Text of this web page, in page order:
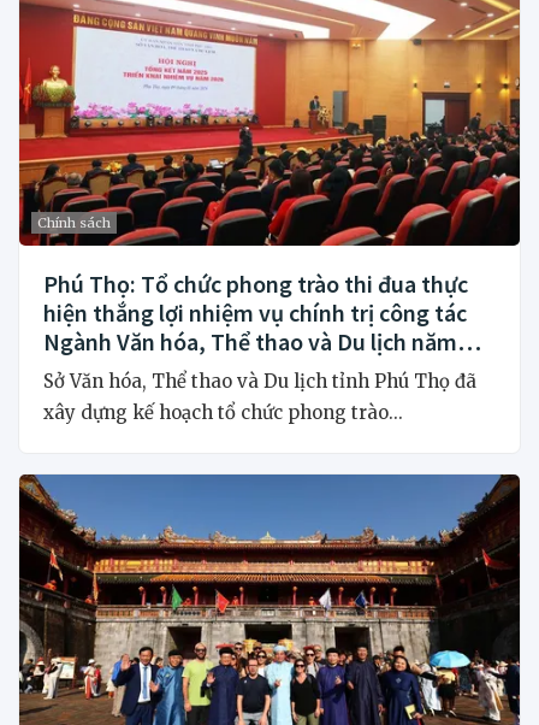
Chính sách
Phú Thọ: Tổ chức phong trào thi đua thực
hiện thắng lợi nhiệm vụ chính trị công tác
Ngành Văn hóa, Thể thao và Du lịch năm
2026
Sở Văn hóa, Thể thao và Du lịch tỉnh Phú Thọ đã
xây dựng kế hoạch tổ chức phong trào...